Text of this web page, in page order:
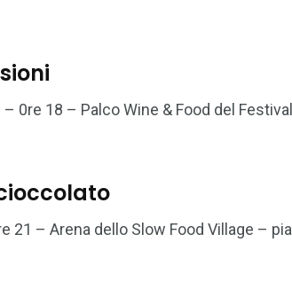
0re 18 – Palco Wine & Food del
21 – Arena dello Slow Food Village –